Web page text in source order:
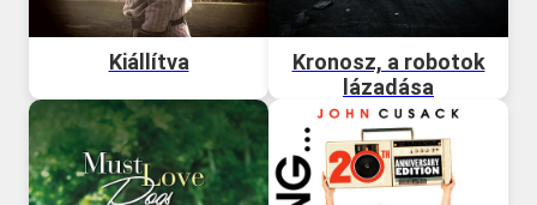
Kiállítva
Kronosz, a robotok
lázadása